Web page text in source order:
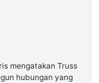
mengatakan Truss
hubungan yang